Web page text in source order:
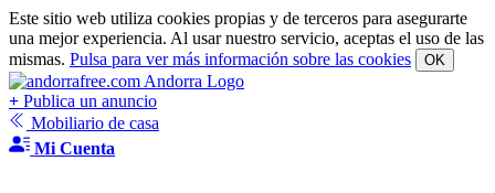
Este sitio web utiliza cookies propias y de terceros para asegurarte
una mejor experiencia. Al usar nuestro servicio, aceptas el uso de las
mismas. Pulsa para ver más información sobre las cookies OK
+ Publica un anuncio
Mobiliario de casa
Mi Cuenta